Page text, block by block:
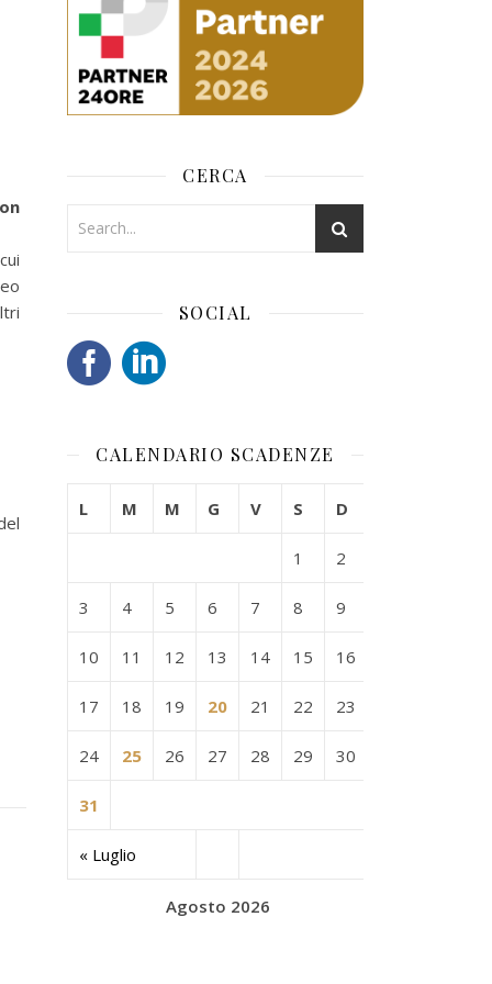
CERCA
SOCIAL
CALENDARIO SCADENZE
Agosto 2026
L M M G V S D
« Luglio
1 2
3 4 5 6 7 8 9
10 11 12 13 14 15 16
17 18 19 20 21 22 23
24 25 26 27 28 29 30
31